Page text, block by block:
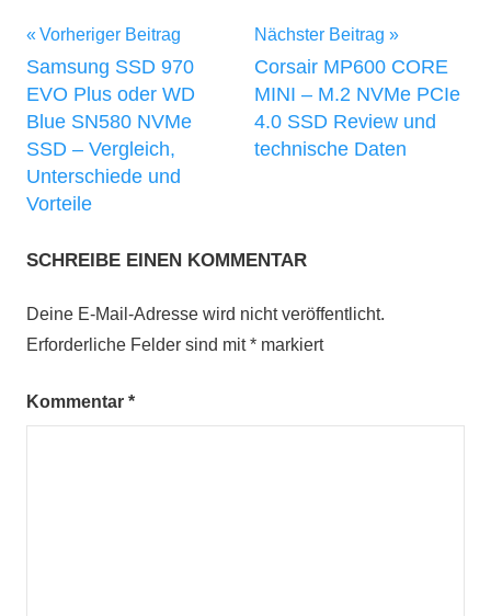
Beitragsnavigation
Vorheriger Beitrag
Samsung SSD 970
EVO Plus oder WD
Blue SN580 NVMe
SSD – Vergleich,
Unterschiede und
Vorteile
Nächster Beitrag
Corsair MP600 CORE
MINI – M.2 NVMe PCIe
4.0 SSD Review und
technische Daten
SCHREIBE EINEN KOMMENTAR
Deine E-Mail-Adresse wird nicht veröffentlicht.
Erforderliche Felder sind mit* markiert
Kommentar *